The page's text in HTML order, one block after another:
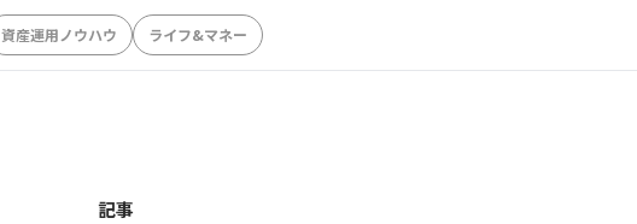
資産運用ノウハウ ライフ&マネー
記事